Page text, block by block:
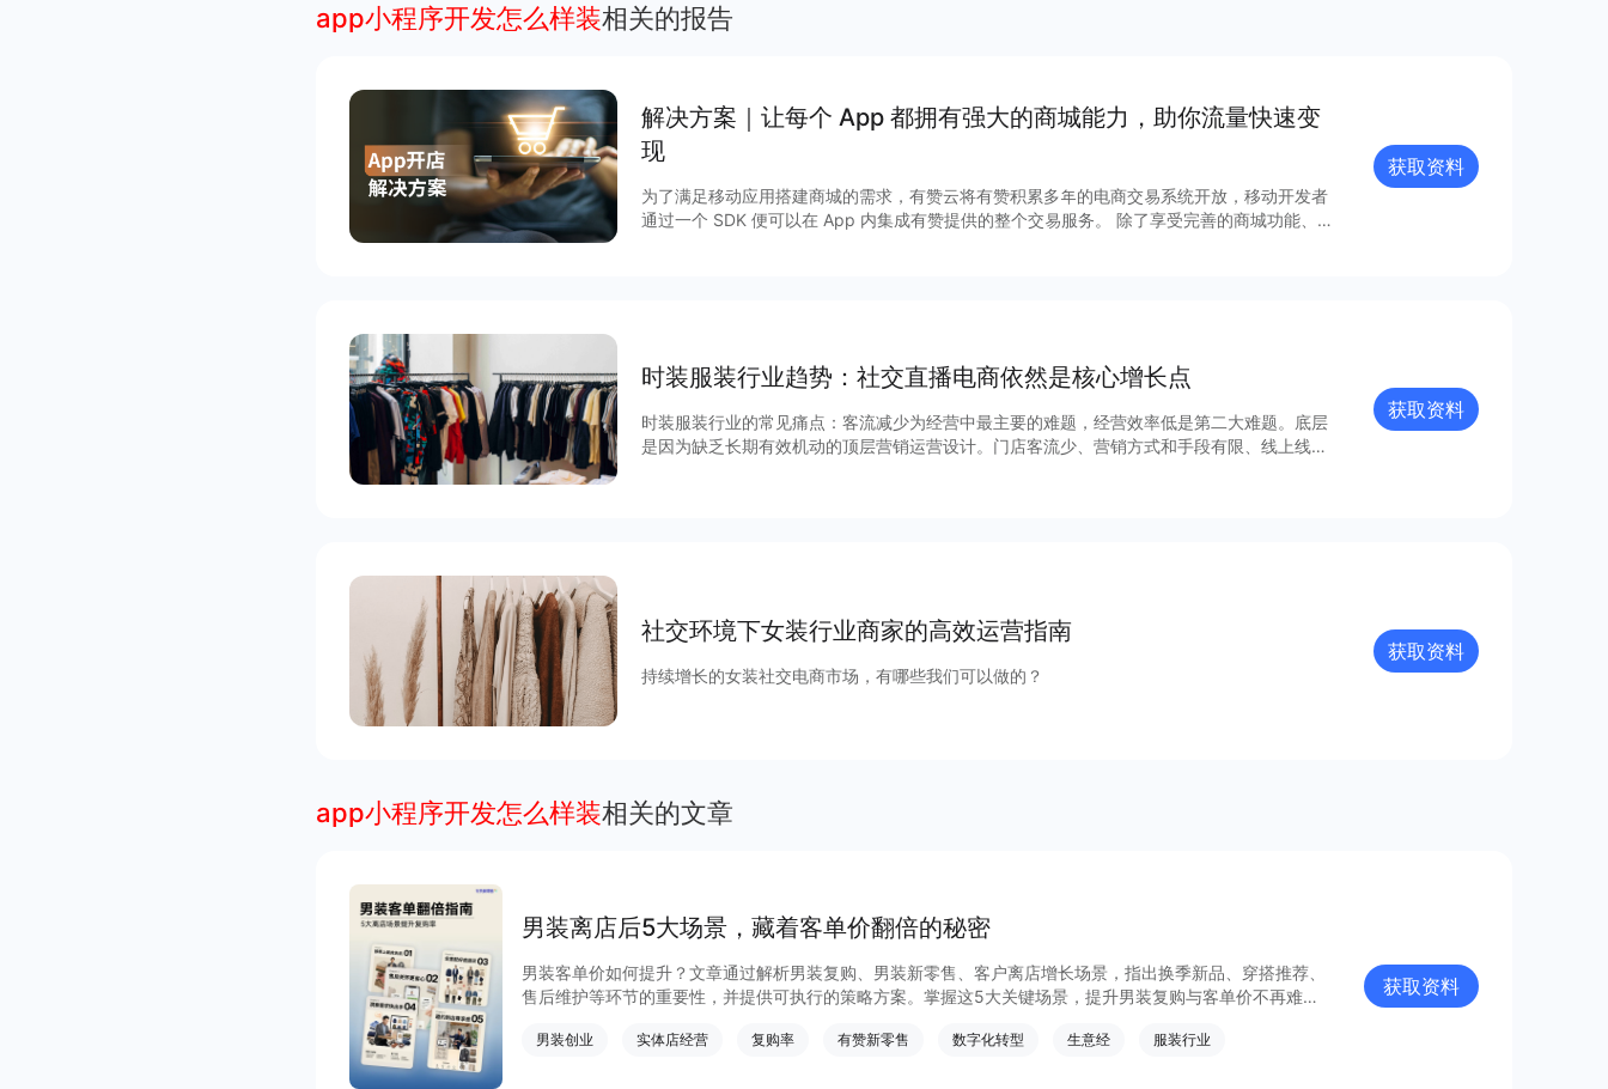
app小程序开发怎么样装相关的报告
解决方案｜让每个 App 都拥有强⼤的商城能⼒，助你流量快速变
现
为了满⾜移动应⽤搭建商城的需求，有赞云将有赞积累多年的电商交易系统开放，移动开发者
通过⼀个 SDK 便可以在 App 内集成有赞提供的整个交易服务。 除了享受完善的商城功能、丰
法，直接可以在 App 内使用 5.完善的商城能力，数据流量分析
获取资料
时装服装行业趋势：社交直播电商依然是核心增长点
时装服装行业的常见痛点：客流减少为经营中最主要的难题，经营效率低是第二大难题。底层
是因为缺乏长期有效机动的顶层营销运营设计。门店客流少、营销方式和手段有限、线上线下
获取资料
社交环境下女装行业商家的高效运营指南
持续增长的女装社交电商市场，有哪些我们可以做的？
获取资料
app小程序开发怎么样装相关的文章
男装离店后5大场景，藏着客单价翻倍的秘密
男装客单价如何提升？文章通过解析男装复购、男装新零售、客户离店增长场景，指出换季新品、穿搭推荐、
售后维护等环节的重要性，并提供可执行的策略方案。掌握这5大关键场景，提升男装复购与客单价不再难。
男装创业 实体店经营 复购率 有赞新零售 数字化转型 生意经 服装行业
获取资料